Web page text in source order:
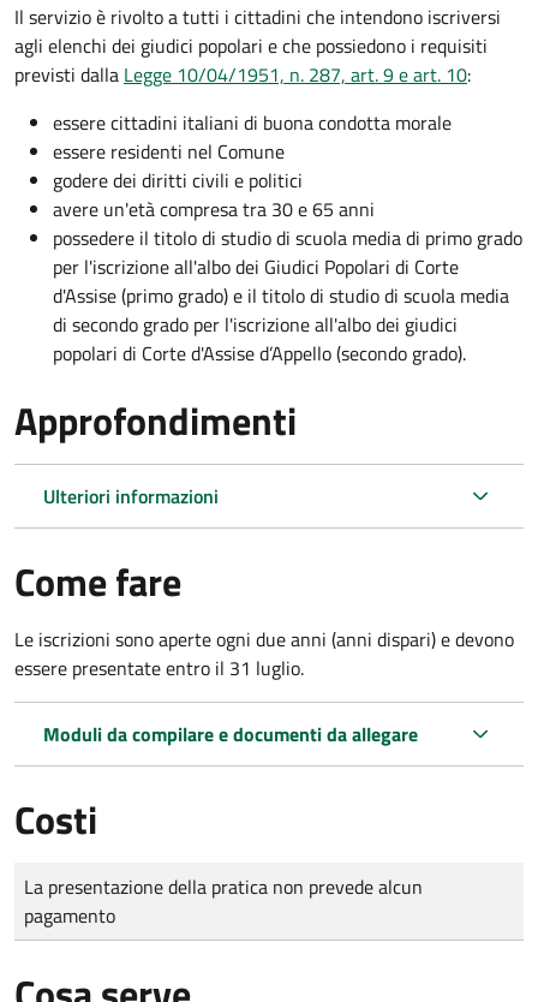
Il servizio è rivolto a tutti i cittadini che intendono iscriversi
agli elenchi dei giudici popolari e che possiedono i requisiti
previsti dalla Legge 10/04/1951, n. 287, art. 9 e art. 10:
essere cittadini italiani di buona condotta morale
essere residenti nel Comune
godere dei diritti civili e politici
avere un'età compresa tra 30 e 65 anni
possedere il titolo di studio di scuola media di primo grado
per l'iscrizione all'albo dei Giudici Popolari di Corte
d'Assise (primo grado) e il titolo di studio di scuola media
di secondo grado per l'iscrizione all'albo dei giudici
popolari di Corte d'Assise d’Appello (secondo grado).
Approfondimenti
Ulteriori informazioni
Come fare
Le iscrizioni sono aperte ogni due anni (anni dispari) e devono
essere presentate entro il 31 luglio.
Moduli da compilare e documenti da allegare
Costi
Tipo di pagamento
Importo
La presentazione della pratica non prevede alcun
pagamento